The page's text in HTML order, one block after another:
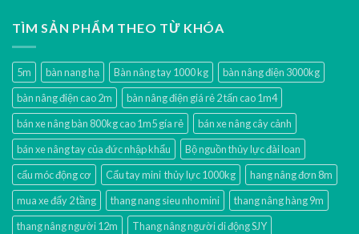
TÌM SẢN PHẨM THEO TỪ KHÓA
5m bàn nang hạ Bàn nâng tay 1000 kg
bàn nâng điện 3000kg
bàn nâng điện cao 2m
bàn nâng điện giá rẻ 2 tấn cao 1m4
bán xe nâng bàn 800kg cao 1m5 gía rẻ
bán xe nâng cây cảnh
bán xe nâng tay của đức nhập khẩu
Bộ nguồn thủy lực đài loan
cẩu móc động cơ
Cẩu tay mini thủy lực 1000kg
hang nâng đơn 8m
mua xe đẩy 2 tầng
thang nang sieu nho mini
thang nâng hàng 9m
thang nâng người 12m
Thang nâng người di động SJY